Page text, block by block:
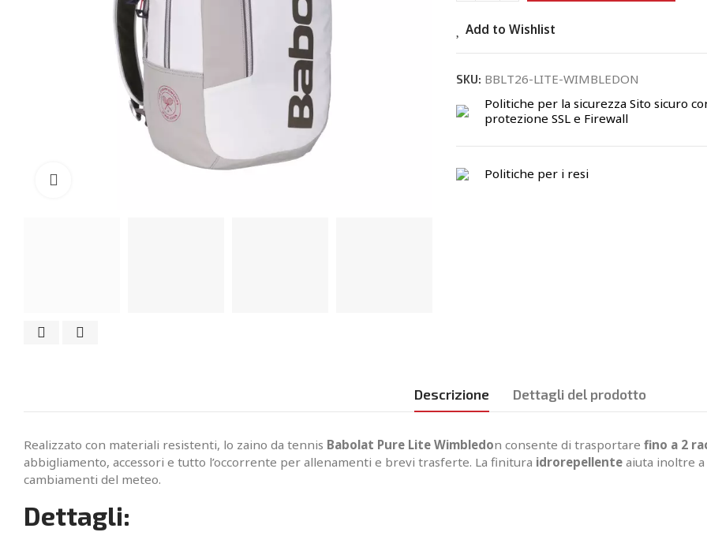
Add to Wishlist
SKU: BBLT26-LITE-WIMBLEDON
Politiche per la sicurezza Sito sicuro
protezione SSL e Firewall
Politiche per i resi
Descrizione Dettagli del prodotto
Realizzato con materiali resistenti, lo zaino da tennis Babolat Pure Lite Wimbledon consente di trasportare fino a 2
abbigliamento, accessori e tutto l’occorrente per allenamenti e brevi trasferte. La finitura idrorepellente aiuta inoltre
cambiamenti del meteo.
Dettagli: